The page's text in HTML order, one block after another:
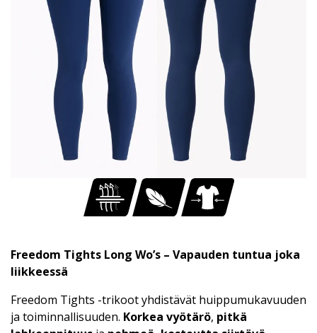
Freedom Tights Long Wo’s – Vapauden tuntua joka
liikkeessä
Freedom Tights -trikoot yhdistävät huippumukavuuden
ja toiminnallisuuden. Korkea vyötärö, pitkä